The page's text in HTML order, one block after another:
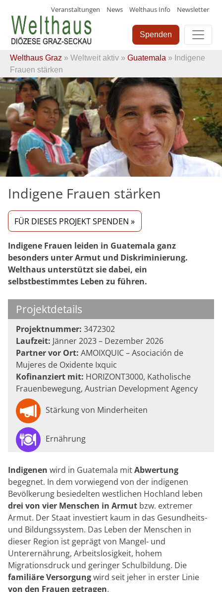
Skip
content
Veranstaltungen News Welthaus Info Newsletter
Spenden
Welthaus Graz » Weltweit aktiv » Guatemala » Indigene
Frauen stärken
Indigene Frauen stärken
FÜR DIESES PROJEKT SPENDEN »
Indigene Frauen leiden in Guatemala ganz
besonders unter Armut und Diskriminierung.
Welthaus unterstützt sie dabei, ein
selbstbestimmtes Leben zu führen.
Projektdetails
Projektnummer: 3472302
Laufzeit: Jänner 2023 – Dezember 2026
Partner vor Ort: AMOIXQUIC – Asociación de
Mujeres de Oxidente Ixquic
Kofinanziert mit: HORIZONT3000, Katholische
Frauenbewegung, Austrian Development Agency
Stärkung von Minderheiten
Ernährung
Indigenen wird in Guatemala mitAbwertung
begegnet. In dem vorwiegend von der indigenen
Bevölkerung besiedelten westlichen Hochland leben
drei von vier Menschen in Armut bzw. extremer
Armut. Der Staat investiert kaum in das Gesundheits-
und Bildungssystem. Das Leben der Menschen in
dieser Region ist geprägt von Mangel- und
Unterernährung, Arbeitslosigkeit, hohem
Migrationsdruck und geringer Schulbildung. Die
familiäre Versorgungwird seit jeher in erster Linie
von den Frauen getragen.